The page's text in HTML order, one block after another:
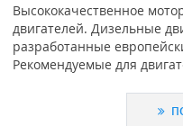
Высококачественное
двигателей. Дизельные
разработанные
Рекомендуемые для